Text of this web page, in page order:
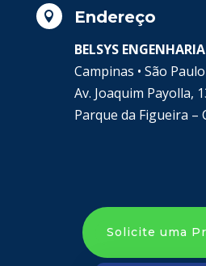
 Endereço
BELSYS ENGENHARIA
Campinas • São Paulo
Av. Joaquim Payolla,
Parque da Figueira –
Solicite uma